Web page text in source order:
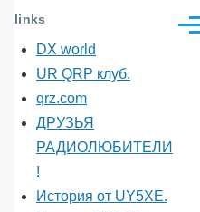
links
DX world
UR QRP клуб.
qrz.com
ДРУЗЬЯ
РАДИОЛЮБИТЕЛИ
!
История от UY5XE.